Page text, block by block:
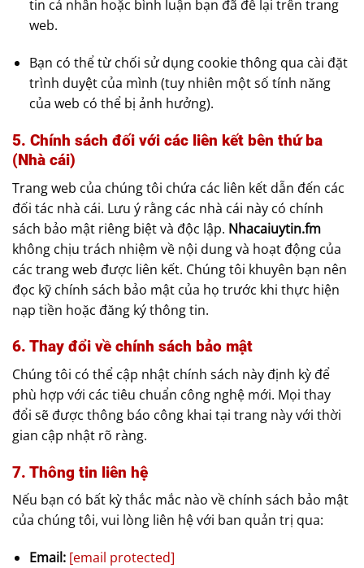
tin cá nhân hoặc bình luận bạn đã để lại trên trang
web.
Bạn có thể từ chối sử dụng cookie thông qua cài đặt
trình duyệt của mình (tuy nhiên một số tính năng
của web có thể bị ảnh hưởng).
5. Chính sách đối với các liên kết bên thứ ba
(Nhà cái)
Trang web của chúng tôi chứa các liên kết dẫn đến các
đối tác nhà cái. Lưu ý rằng các nhà cái này có chính
sách bảo mật riêng biệt và độc lập. Nhacaiuytin.fm
không chịu trách nhiệm về nội dung và hoạt động của
các trang web được liên kết. Chúng tôi khuyên bạn nên
đọc kỹ chính sách bảo mật của họ trước khi thực hiện
nạp tiền hoặc đăng ký thông tin.
6. Thay đổi về chính sách bảo mật
Chúng tôi có thể cập nhật chính sách này định kỳ để
phù hợp với các tiêu chuẩn công nghệ mới. Mọi thay
đổi sẽ được thông báo công khai tại trang này với thời
gian cập nhật rõ ràng.
7. Thông tin liên hệ
Nếu bạn có bất kỳ thắc mắc nào về chính sách bảo mật
của chúng tôi, vui lòng liên hệ với ban quản trị qua:
Email: [email protected]